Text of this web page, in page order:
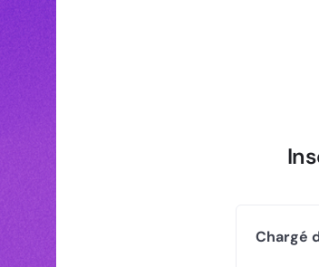
Chargé